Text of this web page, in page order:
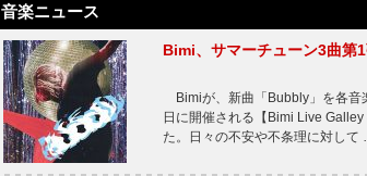
音楽ニュース
Bimi、サマーチューン3曲第
Bimiが、新曲「Bubbly」を各
日に開催される【Bimi Live
た。日々の不安や不条理に対して